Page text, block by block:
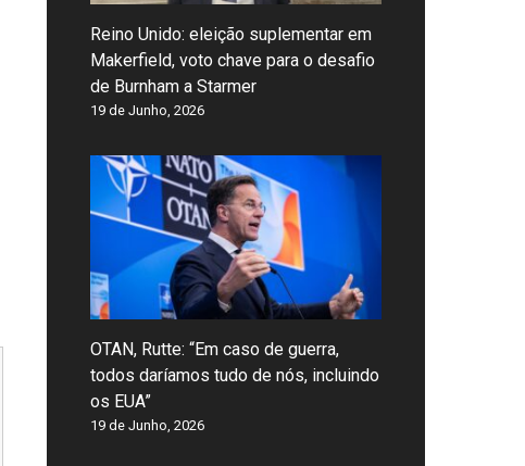
Reino Unido: eleição suplementar em
Makerfield, voto chave para o desafio
de Burnham a Starmer
19 de Junho, 2026
OTAN, Rutte: “Em caso de guerra,
todos daríamos tudo de nós, incluindo
os EUA”
19 de Junho, 2026